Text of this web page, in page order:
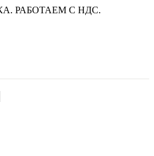
РАБОТАЕМ С НДС.